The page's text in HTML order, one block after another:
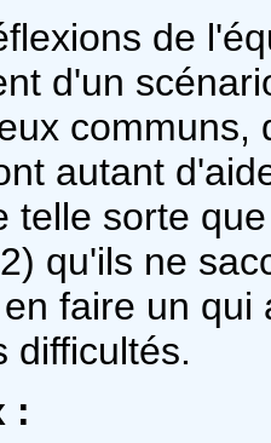
de
d'un
autant
telle sorte
qu'ils ne
faire un
difficultés.
: